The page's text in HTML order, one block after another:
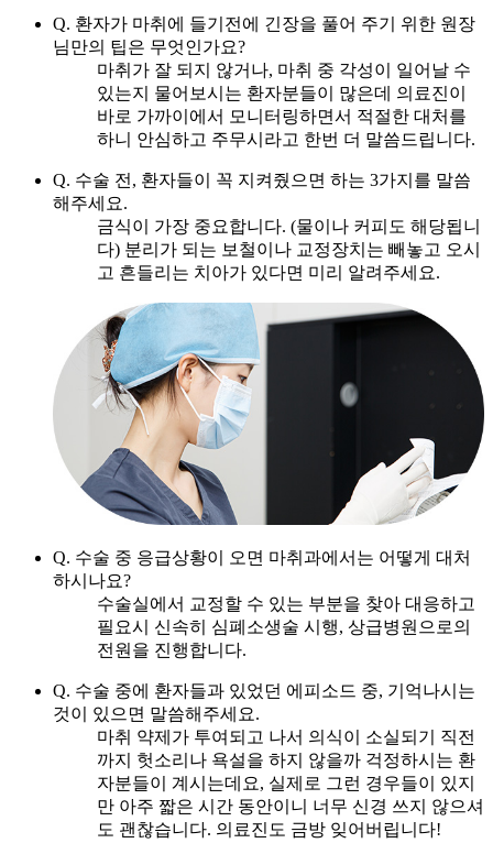
Q. 환자가 마취에 들기전에 긴장을 풀어 주기 위한 원장
님만의 팁은 무엇인가요?
마취가 잘 되지 않거나, 마취 중 각성이 일어날 수
있는지 물어보시는 환자분들이 많은데 의료진이
바로 가까이에서 모니터링하면서 적절한 대처를
하니 안심하고 주무시라고 한번 더 말씀드립니다.
Q. 수술 전, 환자들이 꼭 지켜줬으면 하는 3가지를 말씀
해주세요.
금식이 가장 중요합니다. (물이나 커피도 해당됩니
다) 분리가 되는 보철이나 교정장치는 빼놓고 오시
고 흔들리는 치아가 있다면 미리 알려주세요.
Q. 수술 중 응급상황이 오면 마취과에서는 어떻게 대처
하시나요?
수술실에서 교정할 수 있는 부분을 찾아 대응하고
필요시 신속히 심폐소생술 시행, 상급병원으로의
전원을 진행합니다.
Q. 수술 중에 환자들과 있었던 에피소드 중, 기억나시는
것이 있으면 말씀해주세요.
마취 약제가 투여되고 나서 의식이 소실되기 직전
까지 헛소리나 욕설을 하지 않을까 걱정하시는 환
자분들이 계시는데요, 실제로 그런 경우들이 있지
만 아주 짧은 시간 동안이니 너무 신경 쓰지 않으셔
도 괜찮습니다. 의료진도 금방 잊어버립니다!